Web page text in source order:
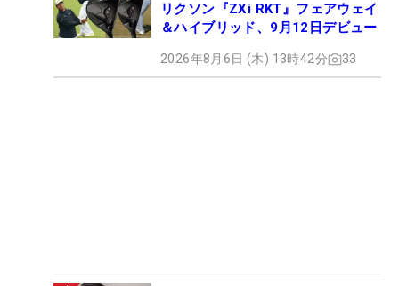
リクソン『ZXi RKT』フェアウェイ
＆ハイブリッド、9月12日デビュー
2026年8月6日 (木) 13時42分 33